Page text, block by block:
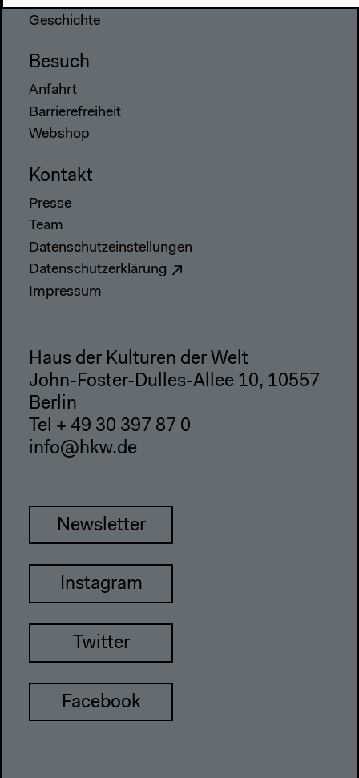
Geschichte
Besuch
Anfahrt
Barrierefreiheit
Webshop
Kontakt
Presse
Team
Datenschutzeinstellungen
Datenschutzerklärung
Impressum
Haus der Kulturen der Welt
John-Foster-Dulles-Allee 10, 10557
Berlin
Tel + 49 30 397 87 0
info@hkw.de
Newsletter
Instagram
Twitter
Facebook